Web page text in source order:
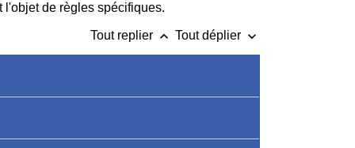
l'objet de règles spécifiques.
Tout replier keyboard_arrow_up Tout déplier keyboard_arrow_down